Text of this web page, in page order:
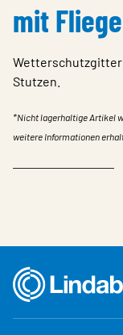
Über Lindab
Downloads
Einloggen
mit
Stutzen.
*Nicht lagerhaltige Artikel
weitere Informationen